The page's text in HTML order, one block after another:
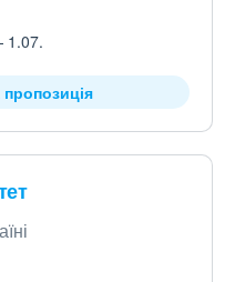
1.07.